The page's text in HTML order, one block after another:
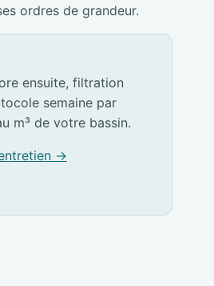
ordres de grandeur.
ensuite, filtration
semaine par
m³ de votre bassin.
→